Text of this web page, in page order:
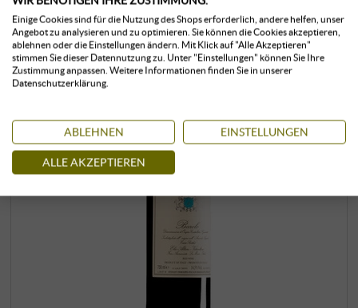
Einige Cookies sind für die Nutzung des Shops erforderlich, andere helfen, unser
Angebot zu analysieren und zu optimieren. Sie können die Cookies akzeptieren,
ablehnen oder die Einstellungen ändern. Mit Klick auf "Alle Akzeptieren"
stimmen Sie dieser Datennutzung zu. Unter "Einstellungen" können Sie Ihre
Zustimmung anpassen. Weitere Informationen finden Sie in unserer
Datenschutzerklärung.
ABLEHNEN EINSTELLUNGEN
ALLE AKZEPTIEREN